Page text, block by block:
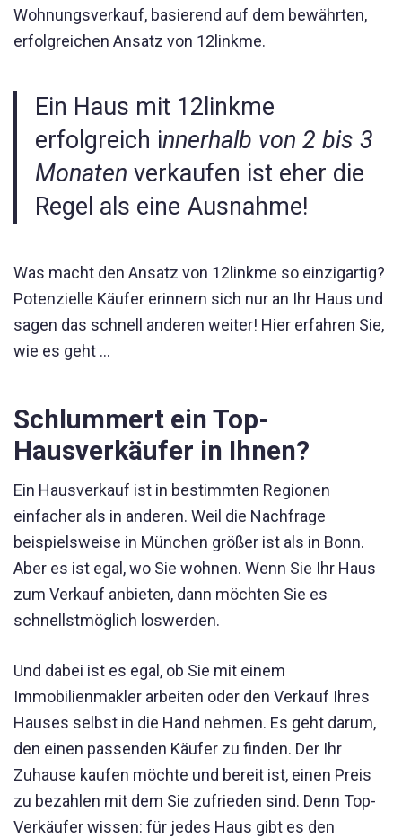
Wohnungsverkauf, basierend auf dem bewährten,
erfolgreichen Ansatz von 12linkme.
Ein Haus mit 12linkme
erfolgreich innerhalb von 2 bis 3
Monaten verkaufen ist eher die
Regel als eine Ausnahme!
Was macht den Ansatz von 12linkme so einzigartig?
Potenzielle Käufer erinnern sich nur an Ihr Haus und
sagen das schnell anderen weiter! Hier erfahren Sie,
wie es geht …
Schlummert ein Top-
Hausverkäufer in Ihnen?
Ein Hausverkauf ist in bestimmten Regionen
einfacher als in anderen. Weil die Nachfrage
beispielsweise in München größer ist als in Bonn.
Aber es ist egal, wo Sie wohnen. Wenn Sie Ihr Haus
zum Verkauf anbieten, dann möchten Sie es
schnellstmöglich loswerden.
Und dabei ist es egal, ob Sie mit einem
Immobilienmakler arbeiten oder den Verkauf Ihres
Hauses selbst in die Hand nehmen. Es geht darum,
den einen passenden Käufer zu finden. Der Ihr
Zuhause kaufen möchte und bereit ist, einen Preis
zu bezahlen mit dem Sie zufrieden sind. Denn Top-
Verkäufer wissen: für jedes Haus gibt es den